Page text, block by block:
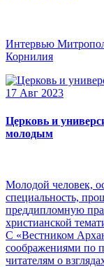
Интервью
Корнилия
17 Авг 2023
Церковь и
молодым
Молодой человек,
специальность,
преддипломную
христианской
С «Вестником
соображениями по
читателям о